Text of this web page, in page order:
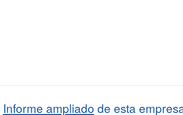
Informe ampliado de esta